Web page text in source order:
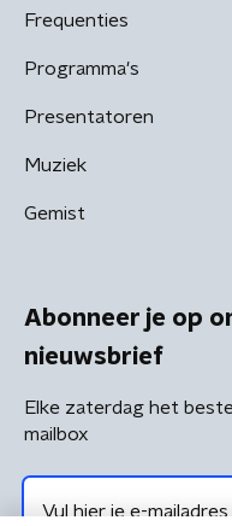
Frequenties
Programma's
Presentatoren
Muziek
Gemist
Abonneer je op
nieuwsbrief
Elke zaterdag het
mailbox